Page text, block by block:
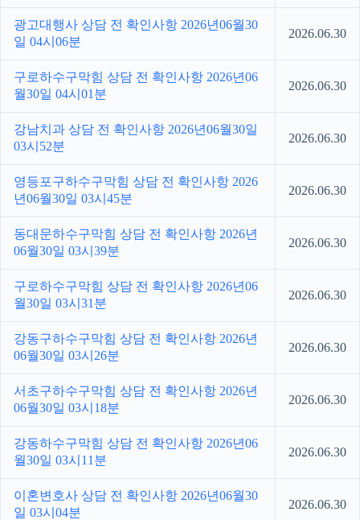
광고대행사 상담 전 확인사항 2026년06월30
일 04시06분
2026.06.30
구로하수구막힘 상담 전 확인사항 2026년06
월30일 04시01분
2026.06.30
강남치과 상담 전 확인사항 2026년06월30일
03시52분
2026.06.30
영등포구하수구막힘 상담 전 확인사항 2026
년06월30일 03시45분
2026.06.30
동대문하수구막힘 상담 전 확인사항 2026년
06월30일 03시39분
2026.06.30
구로하수구막힘 상담 전 확인사항 2026년06
월30일 03시31분
2026.06.30
강동구하수구막힘 상담 전 확인사항 2026년
06월30일 03시26분
2026.06.30
서초구하수구막힘 상담 전 확인사항 2026년
06월30일 03시18분
2026.06.30
강동하수구막힘 상담 전 확인사항 2026년06
월30일 03시11분
2026.06.30
이혼변호사 상담 전 확인사항 2026년06월30
일 03시04분
2026.06.30